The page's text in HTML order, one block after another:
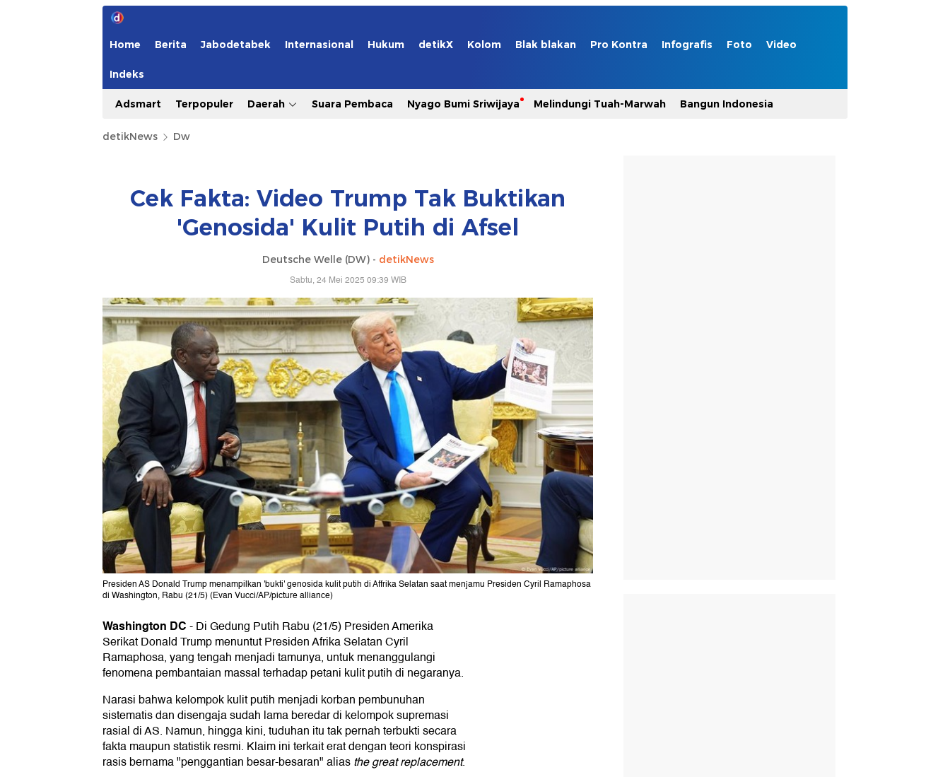
Home Berita Jabodetabek Internasional Hukum detikX Kolom Blak blakan Pro Kontra Infografis Foto Video
Indeks
Adsmart Terpopuler Daerah Suara Pembaca Nyago Bumi Sriwijaya Melindungi Tuah-Marwah Bangun Indonesia
detikNews Dw
Cek Fakta: Video Trump Tak Buktikan
'Genosida' Kulit Putih di Afsel
Deutsche Welle (DW) - detikNews
Sabtu, 24 Mei 2025 09:39 WIB
Presiden AS Donald Trump menampilkan 'bukti' genosida kulit putih di Affrika Selatan saat menjamu Presiden Cyril Ramaphosa
di Washington, Rabu (21/5) (Evan Vucci/AP/picture alliance)
Washington DC-Di Gedung Putih Rabu (21/5) Presiden Amerika
Serikat Donald Trump menuntut Presiden Afrika Selatan Cyril
Ramaphosa, yang tengah menjadi tamunya, untuk menanggulangi
fenomena pembantaian massal terhadap petani kulit putih di negaranya.
Narasi bahwa kelompok kulit putih menjadi korban pembunuhan
sistematis dan disengaja sudah lama beredar di kelompok supremasi
rasial di AS. Namun, hingga kini, tuduhan itu tak pernah terbukti secara
fakta maupun statistik resmi. Klaim ini terkait erat dengan teori konspirasi
rasis bernama "penggantian besar-besaran" aliasthe great replacement.